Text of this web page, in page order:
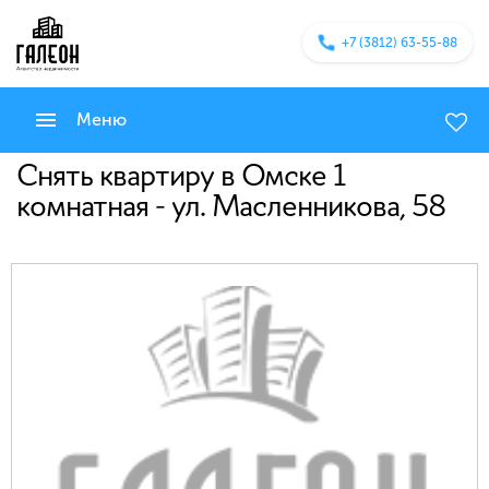
+7 (3812) 63-55-88
Меню
Снять квартиру в Омске 1
комнатная - ул. Масленникова, 58